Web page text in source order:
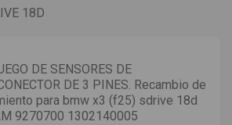
18D
DE SENSORES DE
DE 3 PINES. Recambio de
para bmw x3 (f25) sdrive 18d
9270700 1302140005